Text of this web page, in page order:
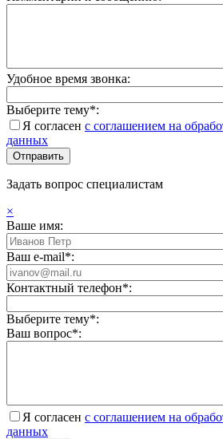
Удобное время звонка:
Выберите тему*:
Я согласен с соглашением на
данных
Задать вопрос специалистам
×
Ваше имя:
Ваш e-mail*:
Контактный телефон*:
Выберите тему*:
Ваш вопрос*:
Я согласен с соглашением на
данных